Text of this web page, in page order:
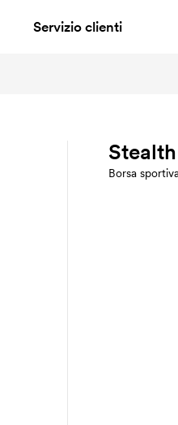
Servizio clienti
Stealth
Borsa